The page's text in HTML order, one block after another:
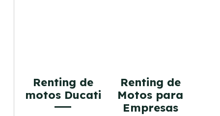
Renting de
motos Ducati
Renting de
Motos para
Empresas